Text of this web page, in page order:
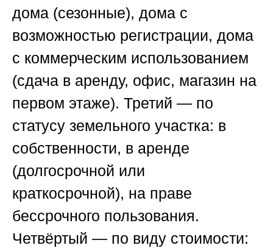
дома (сезонные), дома с
возможностью регистрации, дома
с коммерческим использованием
(сдача в аренду, офис, магазин на
первом этаже). Третий — по
статусу земельного участка: в
собственности, в аренде
(долгосрочной или
краткосрочной), на праве
бессрочного пользования.
Четвёртый — по виду стоимости: